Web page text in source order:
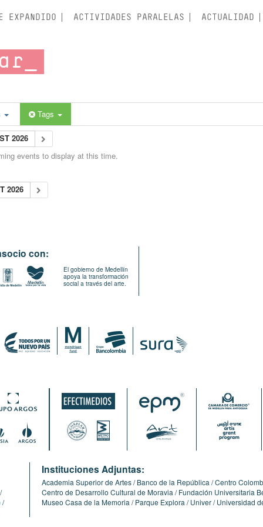
EXPANDIDO ACTIVIDADES PARALELAS ACTUALIDAD
Tags
2026
events to display at this time.
2026
con:
El gobierno de Medellín
apoya la transformación
social a través del arte.
Instituciones Adjuntas:
Academia Superior de Artes Banco de la República Centro
Centro de Desarrollo Cultural de Moravia
Fundación Universitaria
Museo Casa de la Memoria
Parque Explora Univer Universidad